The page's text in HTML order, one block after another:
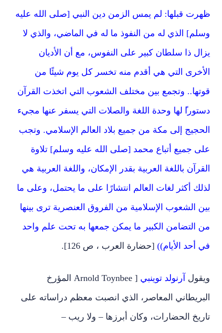
ظهرت قبلها: لم يمس الزمن دين النبي [صلى الله عليه
وسلم] الذي له من النفوذ ما له في الماضي، والذي لا
يزال ذا سلطان كبير على النفوس، مع أن الأديان
الأخرى التي هي أقدم منه تخسر كل يوم شيئًا من
قوتها.. وتجمع بين مختلف الشعوب التي اتخذت القرآن
دستورا لها وحدة اللغة والصلات التي يسفر عنها مجيء
الحجيج إلى مكة من جميع بلاد العالم الإسلامي. وتجب
على جميع أتباع محمد [صلى الله عليه وسلم] تلاوة
القرآن باللغة العربية بقدر الإمكان، واللغة العربية هي
لذلك أكثر لغات العالم انتشارًا على ما يحتمل، وعلى ما
بين الشعوب الإسلامية من الفروق العنصرية ترى بينها
من التضامن الكبير ما يمكن جمعها به تحت علم واحد
في أحد الأيام)) [حضارة العرب ، ص 126].
ويقول آرنولد توينبي
[ Arnold Toynbee المؤرخ
البريطاني المعاصر، الذي انصبت معظم دراساته على
تاريخ الحضارات، وكان أبرزها – ولا ريب –